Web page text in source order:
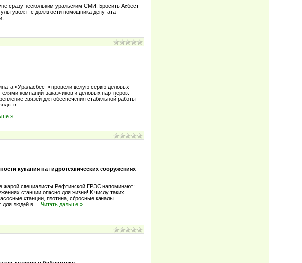
сразу нескольким уральским СМИ. Бросить Асбест
уволят с должности помощника депутата
«Ураласбест» провели целую серию деловых
компаний-заказчиков и деловых партнеров.
связей для обеспечения стабильной работы
»
купания на гидротехнических сооружениях
жарой специалисты Рефтинской ГРЭС напоминают:
станции опасно для жизни! К числу таких
станции, плотина, сбросные каналы.
для людей в
...Читать дальше »